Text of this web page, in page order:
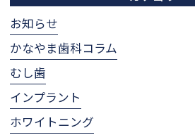
お知らせ
かなやま歯科コラム
むし歯
インプラント
ホワイトニング